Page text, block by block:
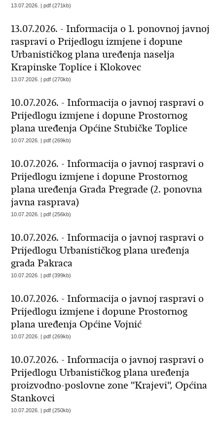
13.07.2026. | pdf (271kb)
13.07.2026. - Informacija o 1. ponovnoj javnoj
raspravi o Prijedlogu izmjene i dopune
Urbanističkog plana uređenja naselja
Krapinske Toplice i Klokovec
13.07.2026. | pdf (270kb)
10.07.2026. - Informacija o javnoj raspravi o
Prijedlogu izmjene i dopune Prostornog
plana uređenja Općine Stubičke Toplice
10.07.2026. | pdf (269kb)
10.07.2026. - Informacija o javnoj raspravi o
Prijedlogu izmjene i dopune Prostornog
plana uređenja Grada Pregrade (2. ponovna
javna rasprava)
10.07.2026. | pdf (256kb)
10.07.2026. - Informacija o javnoj raspravi o
Prijedlogu Urbanističkog plana uređenja
grada Pakraca
10.07.2026. | pdf (399kb)
10.07.2026. - Informacija o javnoj raspravi o
Prijedlogu izmjene i dopune Prostornog
plana uređenja Općine Vojnić
10.07.2026. | pdf (269kb)
10.07.2026. - Informacija o javnoj raspravi o
Prijedlogu Urbanističkog plana uređenja
proizvodno-poslovne zone ''Krajevi'', Općina
Stankovci
10.07.2026. | pdf (250kb)